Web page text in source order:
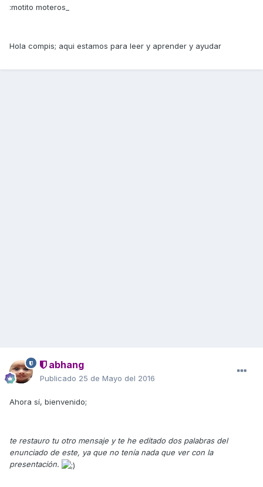
:motito moteros_
Hola compis; aqui estamos para leer y aprender y ayudar
abhang
Publicado 25 de Mayo del 2016
Ahora sí, bienvenido;
te restauro tu otro mensaje y te he editado dos palabras del
enunciado de este, ya que no tenía nada que ver con la
presentación.